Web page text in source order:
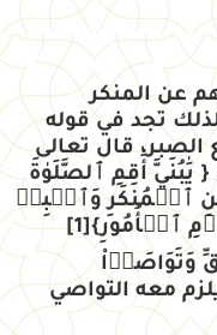
عن المنكر
تجد في قوله
الصبر، قال تعالى
{يَٰبُنَيَّ أَقِمِ ٱلصَّلَوٰةَ
ٱلۡمُنكَرِ وَٱصۡبِرۡ
ٱلۡأُمُورِ}
[1]
وَتَوَاصَوۡاْ
معه التواصي